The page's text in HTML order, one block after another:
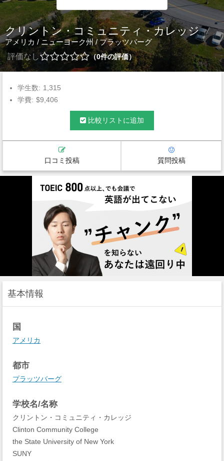
クリントン・コミュニティ・カレッジ
アメリカ / ニューヨーク州/プラッツバーグ
評価なし
0件の評価
学生数: 1,315
学費: $9,406
比較リストに追加
口コミ投稿 質問投稿
基本情報
国
アメリカ
都市
プラッツバーグ
学校名/名称
クリントン・コミュニティ・カレッジ
Clinton Community College
the State University of New York
SUNY